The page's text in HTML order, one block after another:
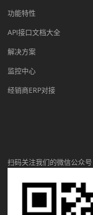
功能特性
API接口文档大全
解决方案
监控中心
经销商ERP对接
扫码关注我们的微信公众号